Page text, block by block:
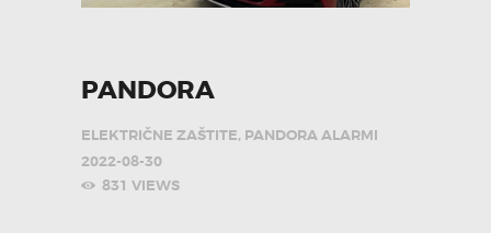
PANDORA
ELEKTRIČNE ZAŠTITE, PANDORA ALARMI
2022-08-30
831 VIEWS